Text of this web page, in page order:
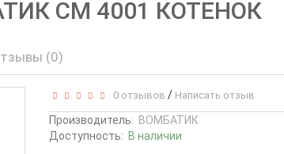
СM 4001 КОТЕНОК
(0)
0 отзывов / Написать отзыв
Производитель: ВОМБАТИК
Доступность: В наличии